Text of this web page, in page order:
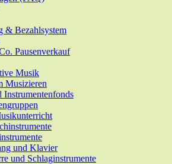
& Bezahlsystem
Pausenverkauf
Musik
Musizieren
Instrumentenfonds
und Klavier
und Schlaginstrumente